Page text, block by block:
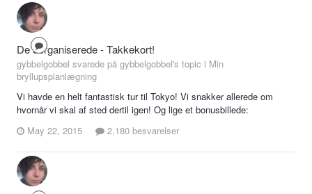
De uorganiserede - Takkekort!
gybbelgobbel svarede på gybbelgobbel's topic i Min
bryllupsplanlægning
Vi havde en helt fantastisk tur til Tokyo! Vi snakker allerede om
hvornår vi skal af sted dertil igen! Og lige et bonusbillede:
May 22, 2015
2,180 besvarelser